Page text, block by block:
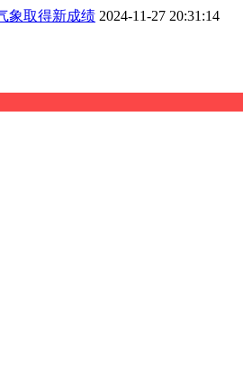
象取得新成绩 2024-11-27 20:31:14